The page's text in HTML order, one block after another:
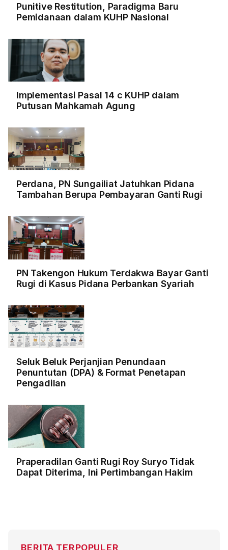
Punitive Restitution, Paradigma Baru
Pemidanaan dalam KUHP Nasional
Implementasi Pasal 14 c KUHP dalam
Putusan Mahkamah Agung
Perdana, PN Sungailiat Jatuhkan Pidana
Tambahan Berupa Pembayaran Ganti Rugi
PN Takengon Hukum Terdakwa Bayar Ganti
Rugi di Kasus Pidana Perbankan Syariah
Seluk Beluk Perjanjian Penundaan
Penuntutan (DPA) & Format Penetapan
Pengadilan
Praperadilan Ganti Rugi Roy Suryo Tidak
Dapat Diterima, Ini Pertimbangan Hakim
BERITA TERPOPULER